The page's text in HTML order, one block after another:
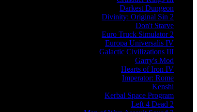
Darkest Dungeon
Divinity: Original Sin 2
Don't Starve
Euro Truck Simulator 2
Europa Universalis IV
Galactic Civilizations III
Garry's Mod
Hearts of Iron IV
Imperator: Rome
Kenshi
Kerbal Space Program
Left 4 Dead 2